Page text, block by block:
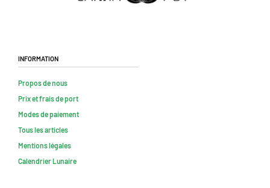
Information
Propos de nous
Prix et frais de port
Modes de paiement
Tous les articles
Mentions légales
Calendrier Lunaire